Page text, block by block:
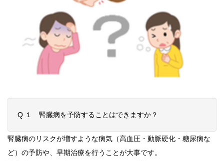
Q １ 腎臓病を予防することはできますか？
腎臓病のリスクが増すような病気（高血圧・動脈硬化・糖尿病な
ど）の予防や、早期治療を行うことが大事です。